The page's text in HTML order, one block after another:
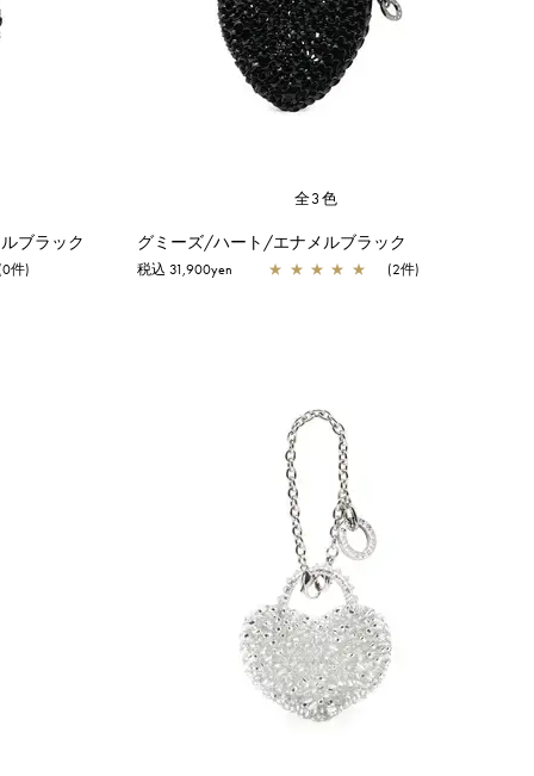
ブラック
件)
全3色
グミーズ/ハート/エナメルブラック
税込 31,900yen ★ ★ ★ ★ ★ (2件)